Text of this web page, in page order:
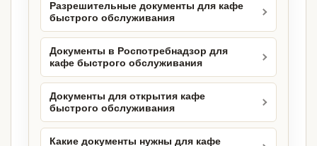
Разрешительные документы для кафе
быстрого обслуживания
Документы в Роспотребнадзор для
кафе быстрого обслуживания
Документы для открытия кафе
быстрого обслуживания
Какие документы нужны для кафе